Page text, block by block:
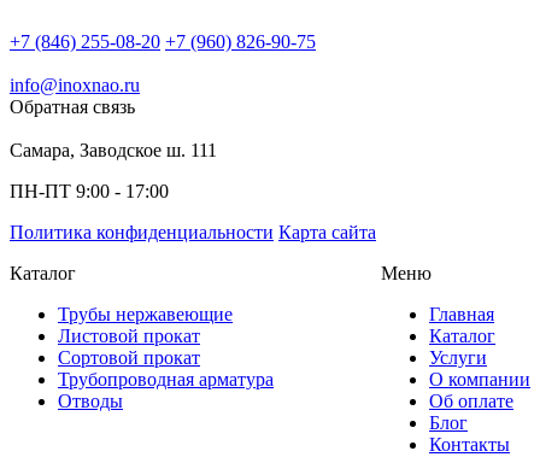
+7 (846) 255-08-20 +7 (960) 826-90-75
info@inoxnao.ru
Обратная связь
Самара, Заводское ш. 111
ПН-ПТ 9:00 - 17:00
Политика конфиденциальности Карта сайта
Каталог
Трубы нержавеющие
Листовой прокат
Сортовой прокат
Трубопроводная арматура
Отводы
Меню
Главная
Каталог
Услуги
О компании
Об оплате
Блог
Контакты